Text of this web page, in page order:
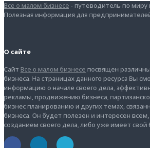
Все о малом бизнесе - путеводитель по миру
Полезная информация для
О сайте
Сайт Все о малом бизнесе посвящен
бизнеса. На страницах данного ресурса Вы
информацию о начале своего дела,
рекламы, продвижению бизнеса,
бизнес планированию и других темах,
бизнеса. Он будет полезен и интересен
созданием своего дела, либо уже имеет свой